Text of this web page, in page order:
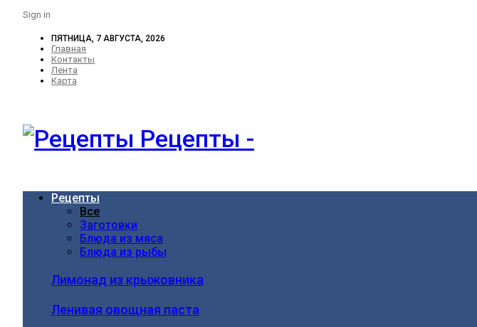
Sign in
ПЯТНИЦА, 7 АВГУСТА, 2026
Главная
Контакты
Лента
Карта
Рецепты -
Рецепты
Все
Заготовки
Блюда из мяса
Блюда из рыбы
Лимонад из крыжовника
Ленивая овощная паста